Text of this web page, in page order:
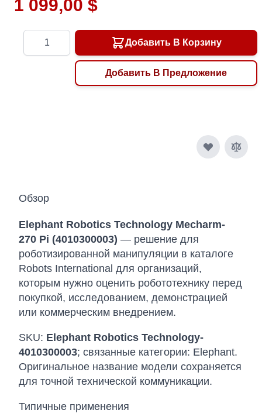
1 099,00 $
Добавить В Корзину
Добавить В Предложение
Обзор
Elephant Robotics Technology Mecharm-
270 Pi (4010300003) — решение для
роботизированной манипуляции в каталоге
Robots International для организаций,
которым нужно оценить робототехнику перед
покупкой, исследованием, демонстрацией
или коммерческим внедрением.
SKU: Elephant Robotics Technology-
4010300003; связанные категории: Elephant.
Оригинальное название модели сохраняется
для точной технической коммуникации.
Типичные применения